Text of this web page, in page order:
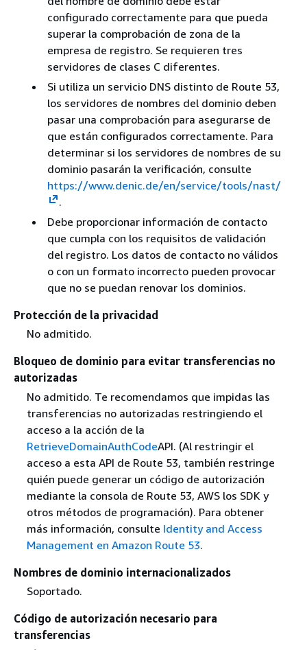
configurado correctamente para que pueda
superar la comprobación de zona de la
empresa de registro. Se requieren tres
servidores de clases C diferentes.
Si utiliza un servicio DNS distinto de Route 53,
los servidores de nombres del dominio deben
pasar una comprobación para asegurarse de
que están configurados correctamente. Para
determinar si los servidores de nombres de su
dominio pasarán la verificación, consulte
https://www.denic.de/en/service/tools/nast/
.
Debe proporcionar información de contacto
que cumpla con los requisitos de validación
del registro. Los datos de contacto no válidos
o con un formato incorrecto pueden provocar
que no se puedan renovar los dominios.
Protección de la privacidad
No admitido.
Bloqueo de dominio para evitar transferencias no
autorizadas
No admitido. Te recomendamos que impidas las
transferencias no autorizadas restringiendo el
acceso a la acción de la
RetrieveDomainAuthCodeAPI. (Al restringir el
acceso a esta API de Route 53, también restringe
quién puede generar un código de autorización
mediante la consola de Route 53, AWS los SDK y
otros métodos de programación). Para obtener
más información, consulte Identity and Access
Management en Amazon Route 53.
Nombres de dominio internacionalizados
Soportado.
Código de autorización necesario para
transferencias